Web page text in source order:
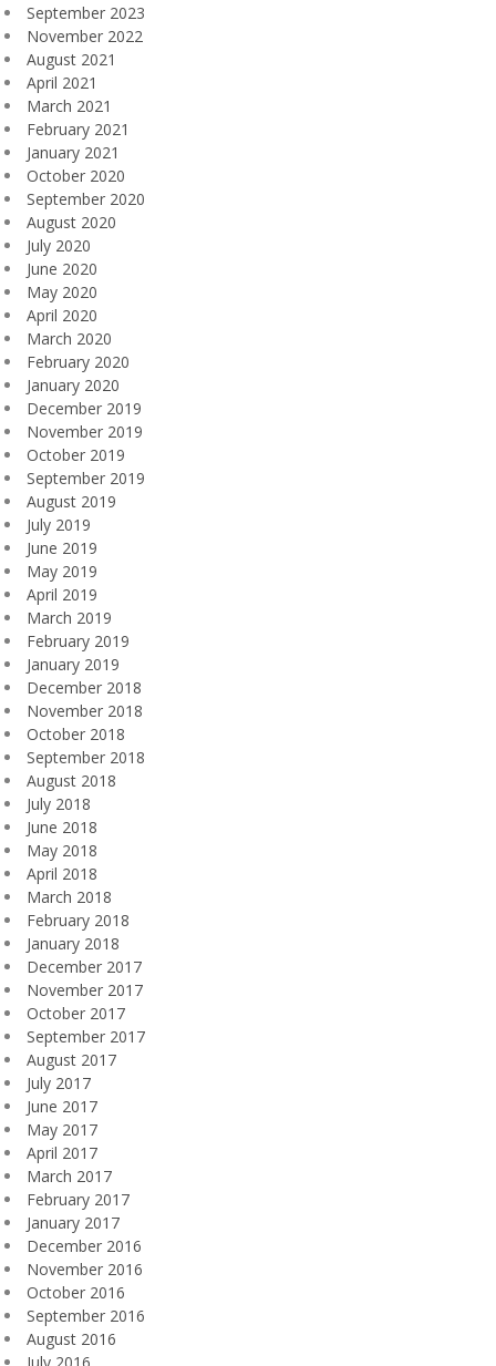
September 2023
November 2022
August 2021
April 2021
March 2021
February 2021
January 2021
October 2020
September 2020
August 2020
July 2020
June 2020
May 2020
April 2020
March 2020
February 2020
January 2020
December 2019
November 2019
October 2019
September 2019
August 2019
July 2019
June 2019
May 2019
April 2019
March 2019
February 2019
January 2019
December 2018
November 2018
October 2018
September 2018
August 2018
July 2018
June 2018
May 2018
April 2018
March 2018
February 2018
January 2018
December 2017
November 2017
October 2017
September 2017
August 2017
July 2017
June 2017
May 2017
April 2017
March 2017
February 2017
January 2017
December 2016
November 2016
October 2016
September 2016
August 2016